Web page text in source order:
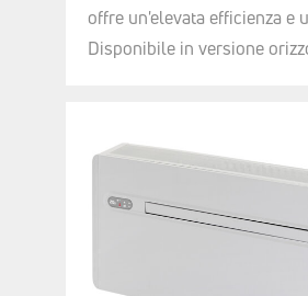
offre un'elevata efficienza
Disponibile in versione